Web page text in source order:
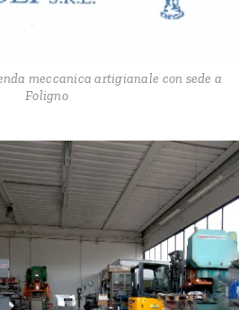
meccanica artigianale con sede a
Foligno